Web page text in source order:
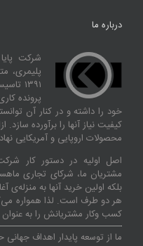
درباره ما
شرکت
پلیمری،
پرونده
خود را داشته و در کنار آن
کیفیت نیاز آنها را برآورده
محصولات اروپایی و آمریکایی
اصل اولیه در دستور کار
مشتریان ما، شرکای تجاری
بلکه اولین خرید آنها به
هر دو طرف است. لذا همواره
کسب‌ و‌کار مشتریانش را به
ما از توسعه پایدار اهداف